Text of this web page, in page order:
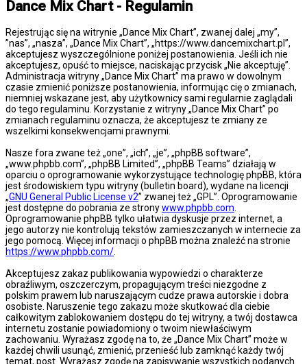
Dance Mix Chart - Regulamin
Rejestrując się na witrynie „Dance Mix Chart”, zwanej dalej „my”,
”nas”, „nasza”, „Dance Mix Chart”, „https://www.dancemixchart.pl”,
akceptujesz wyszczególnione poniżej postanowienia. Jeśli ich nie
akceptujesz, opuść to miejsce, naciskając przycisk „Nie akceptuję”.
Administracja witryny „Dance Mix Chart” ma prawo w dowolnym
czasie zmienić poniższe postanowienia, informując cię o zmianach,
niemniej wskazane jest, aby użytkownicy sami regularnie zaglądali
do tego regulaminu. Korzystanie z witryny „Dance Mix Chart” po
zmianach regulaminu oznacza, że akceptujesz te zmiany ze
wszelkimi konsekwencjami prawnymi.
Nasze fora zwane też „one”, „ich”, „je”, „phpBB software”,
„www.phpbb.com”, „phpBB Limited”, „phpBB Teams” działają w
oparciu o oprogramowanie wykorzystujące technologię phpBB, która
jest środowiskiem typu witryny (bulletin board), wydane na licencji
„GNU General Public License v2” zwanej też „GPL”. Oprogramowanie
jest dostępne do pobrania ze stronywww.phpbb.com
Oprogramowanie phpBB tylko ułatwia dyskusje przez internet, a
jego autorzy nie kontrolują tekstów zamieszczanych w internecie za
jego pomocą. Więcej informacji o phpBB można znaleźć na stronie
https://www.phpbb.com/
Akceptujesz zakaz publikowania wypowiedzi o charakterze
obraźliwym, oszczerczym, propagującym treści niezgodne z
polskim prawem lub naruszającym cudze prawa autorskie i dobra
osobiste. Naruszenie tego zakazu może skutkować dla ciebie
całkowitym zablokowaniem dostępu do tej witryny, a twój dostawca
internetu zostanie powiadomiony o twoim niewłaściwym
zachowaniu. Wyrażasz zgodę na to, że „Dance Mix Chart” może w
każdej chwili usunąć, zmienić, przenieść lub zamknąć każdy twój
temat, post. Wyrażasz zgodę na zapisywanie wszystkich podanych